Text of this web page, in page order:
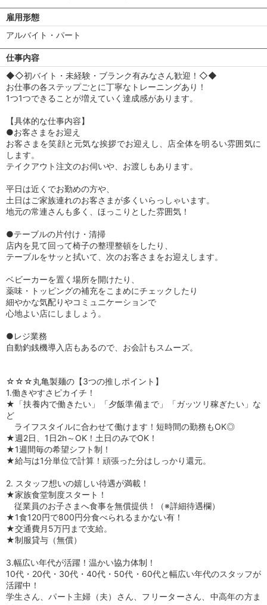
雇用形態
アルバイト・パート
仕事内容
◆◇初バイト・未経験・ブランク有みなさん歓迎！◇◆
お仕事の各ステップごとに丁寧なトレーニングあり！
1つ1つできることが増えていく達成感があります。
【具体的な仕事内容】
●お客さまをお迎え
お客さまを笑顔と元気な挨拶でお迎えし、店全体を明るい雰囲気に
します。
テイクアウト注文のお伺いや、お渡しもあります。
平日は近くでお勤めの方や、
土日はご家族連れのお客さまが多くいらっしゃいます。
地元の常連さんも多く、ほっこりとした雰囲気！
●テーブルの片付け・清掃
店内を見て回って椅子の整理整頓をしたり、
テーブルをサッと拭いて、次のお客さまをお迎えします。
ベビーカーを置く場所を開けたり、
薬味・トッピングの補充をこまめにチェックしたり
細やかな気配りやコミュニケーションで
心地よい店にしましょう。
●レジ業務
自動釣銭機導入店もあるので、お会計もスムーズ。
☆☆☆丸亀製麺の【3つの推しポイント】
1.働きやすさピカイチ！
★「扶養内で働きたい」「夕飯準備まで」「ガッツリ稼ぎたい」な
ど
ライフスタイルに合わせて働けます！短時間の勤務もOK◎
★週2日、1日2h～OK！土日のみでOK！
★1週間毎の希望シフト制！
★給与は1分単位で計算！頑張った分はしっかり還元。
2. スタッフ想いの嬉しい待遇が満載！
★家族食堂制度スタート！
従業員のお子さまへ食事を無償提供！（※詳細待遇欄）
★1食120円で800円分食べられるまかない有！
★交通費月5万円まで支給。
★制服貸与（無償）
3.幅広い年代が活躍！温かい協力体制！
10代・20代・30代・40代・50代・60代と幅広い年代のスタッフが
活躍中！
学生さん、パート主婦（夫）さん、フリーターさん、中高年の方ま